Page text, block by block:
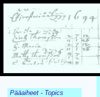
Pääaiheet - Topics